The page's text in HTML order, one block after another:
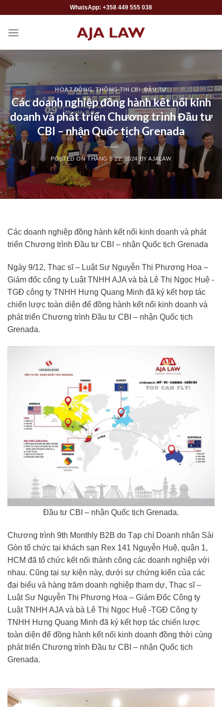
content
WhatsApp: +358 449 555 038
HOẠT ĐỘNG,THÔNG TIN CBI- ĐẦU TƯ
Các doanh nghiệp đồng hành kết nối kinh
doanh và phát triển Chương trình Đầu tư
CBI – nhận Quốc tịch Grenada
POSTED ONTHÁNG 5 22, 2024 BYAJALAW
Các doanh nghiệp đồng hành kết nối kinh doanh và phát
triển Chương trình Đầu tư CBI – nhận Quốc tịch Grenada
Ngày 9/12, Thạc sĩ – Luật Sư Nguyễn Thị Phương Hoa –
Giám đốc công ty Luật TNHH AJA và bà Lê Thị Ngọc Huệ -
TGĐ công ty TNHH Hưng Quang Minh đã ký kết hợp tác
chiến lược toàn diện để đồng hành kết nối kinh doanh và
phát triển Chương trình Đầu tư CBI – nhận Quốc tịch
Grenada.
Đầu tư CBI – nhận Quốc tịch Grenada.
Chương trình 9th Monthly B2B do Tạp chí Doanh nhân Sài
Gòn tổ chức tại khách sạn Rex 141 Nguyễn Huệ, quận 1,
HCM đã tổ chức kết nối thành công các doanh nghiệp với
nhau. Cũng tại sự kiện này, dưới sự chứng kiến của các
đại biểu và hàng trăm doanh nghiệp tham dự, Thạc sĩ –
Luật Sư Nguyễn Thị Phương Hoa – Giám Đốc Công ty
Luật TNHH AJA và bà Lê Thị Ngọc Huệ -TGĐ Công ty
TNHH Hưng Quang Minh đã ký kết hợp tác chiến lược
toàn diện để đồng hành kết nối kinh doanh đồng thời cùng
phát triển Chương trình Đầu tư CBI – nhận Quốc tịch
Grenada.